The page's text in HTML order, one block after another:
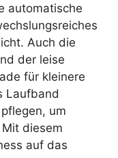
automatische
Auch die
der leise
für kleinere
Laufband
um
diesem
auf das